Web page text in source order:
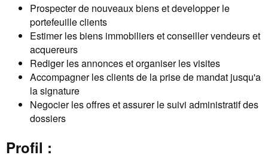
Prospecter de nouveaux biens et developper le
portefeuille clients
Estimer les biens immobiliers et conseiller vendeurs et
acquereurs
Rediger les annonces et organiser les visites
Accompagner les clients de la prise de mandat jusqu'a
la signature
Negocier les offres et assurer le suivi administratif des
dossiers
Profil :